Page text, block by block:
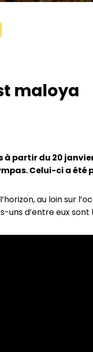
maloya
partir du 20
Celui-ci a été
au loin sur
uns d’entre eux